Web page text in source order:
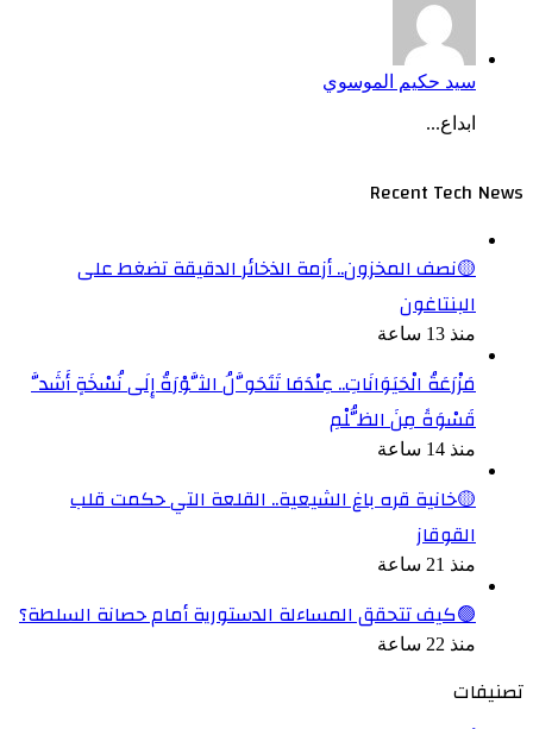
سيد حكيم الموسوي
ابداع...
Recent Tech News
🟡نصف المخزون.. أزمة الذخائر الدقيقة تضغط على
البنتاغون
منذ 13 ساعة
مَزْرَعَةُ الْحَيَوَانَاتِ.. عِنْدَمَا تَتَحَوَّلُ الثَّوْرَةُ إِلَى نُسْخَةٍ أَشَدَّ
قَسْوَةً مِنَ الظُّلْمِ
منذ 14 ساعة
🟡خانية قره باغ الشيعية.. القلعة التي حكمت قلب
القوقاز
منذ 21 ساعة
🟢كيف تتحقق المساءلة الدستورية أمام حصانة السلطة؟
منذ 22 ساعة
تصنيفات